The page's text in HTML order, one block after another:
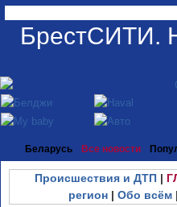
БрестСИТИ.
Беларусь Все новости
Происшествия и ДТП|
регион | Обо всём |